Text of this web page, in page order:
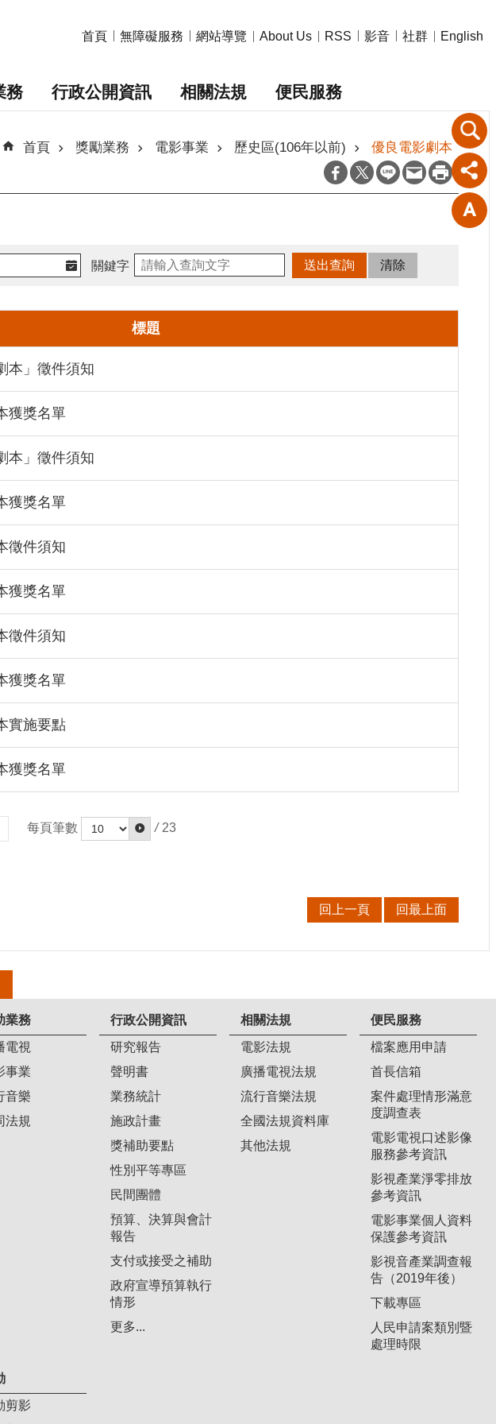
首頁 無障礙服務 網站導覽 About Us RSS 影音 社群 English
務 行政公開資訊 相關法規 便民服務
首頁 獎勵業務 電影事業 歷史區(106年以前) 優良電影劇本
關鍵字
標題
本」徵件須知
獲獎名單
本」徵件須知
獲獎名單
徵件須知
獲獎名單
徵件須知
獲獎名單
實施要點
獲獎名單
每頁筆數 / 23
回上一頁 回最上面
業務
電視
事業
音樂
法規
行政公開資訊
研究報告
聲明書
業務統計
施政計畫
獎補助要點
性別平等專區
民間團體
預算、決算與會計
報告
支付或接受之補助
政府宣導預算執行
情形
更多...
相關法規
電影法規
廣播電視法規
流行音樂法規
全國法規資料庫
其他法規
便民服務
檔案應用申請
首長信箱
案件處理情形滿意
度調查表
電影電視口述影像
服務參考資訊
影視產業淨零排放
參考資訊
電影事業個人資料
保護參考資訊
影視音產業調查報
告（2019年後）
下載專區
人民申請案類別暨
處理時限
剪影